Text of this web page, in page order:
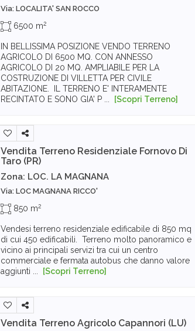
Via: LOCALITA' SAN ROCCO
6500 m2
IN BELLISSIMA POSIZIONE VENDO TERRENO
AGRICOLO DI 6500 MQ. CON ANNESSO
AGRICOLO DI 20 MQ. AMPLIABILE PER LA
COSTRUZIONE DI VILLETTA PER CIVILE
ABITAZIONE. IL TERRENO E' INTERAMENTE
RECINTATO E SONO GIA' P ...
[Scopri Terreno]
Vendita Terreno Residenziale Fornovo Di
Taro (PR)
Zona: LOC. LA MAGNANA
Via: LOC MAGNANA RICCO'
850 m2
Vendesi terreno residenziale edificabile di 850 mq
di cui 450 edificabili. Terreno molto panoramico e
vicino ai principali servizi tra cui un centro
commerciale e fermata autobus che danno valore
aggiunti ...
[Scopri Terreno]
Vendita Terreno Agricolo Capannori (LU)